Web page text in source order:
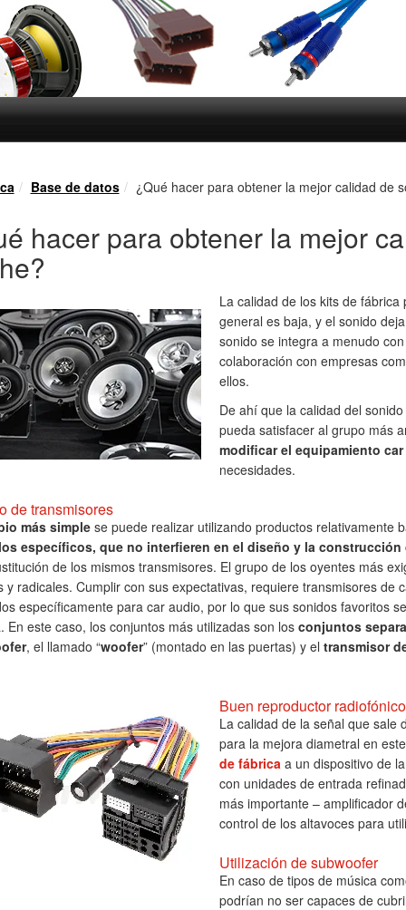
Base de datos ¿Qué hacer para obtener la mejor calidad de
hacer para obtener la mejor
La calidad de los kits de
general es baja, y el sonido
sonido se integra a menudo
colaboración con empresas
ellos.
De ahí que la calidad del
pueda satisfacer al grupo más
modificar el equipamiento
necesidades.
de transmisores
más simplese puede realizar utilizando productos relativamente
específicos, que no interfieren en el diseño y la construcción
de los mismos transmisores. El grupo de los oyentes más
y radicales. Cumplir con sus expectativas, requiere transmisores de
específicamente para car audio, por lo que sus sonidos favoritos
En este caso, los conjuntos más utilizadas son los conjuntos
, el llamado “woofer” (montado en las puertas) y el transmisor
Buen reproductor radiofónico
La calidad de la señal que sale
para la mejora diametral en
de fábricaa un dispositivo de
con unidades de entrada
más importante – amplificador
control de los altavoces para
Utilización de subwoofer
En caso de tipos de música
podrían no ser capaces de